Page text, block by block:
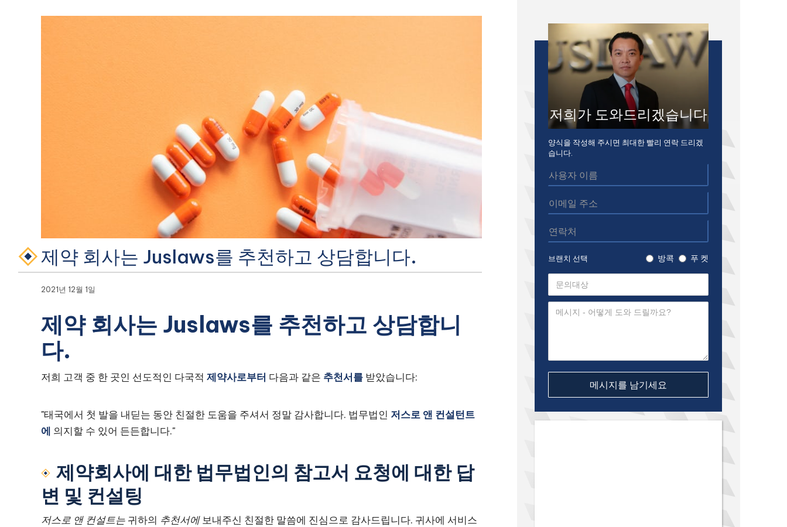
제약 회사는 Juslaws를 추천하고 상담합니다.
2021년 12월 1일
제약 회사는 Juslaws를 추천하고 상담합니
다.
저희 고객 중 한 곳인 선도적인 다국적 제약사로부터 다음과 같은 추천서를 받았습니다:
"태국에서 첫 발을 내딛는 동안 친절한 도움을 주셔서 정말 감사합니다. 법무법인 저스로 앤 컨설턴트
에 의지할 수 있어 든든합니다."
제약회사에 대한 법무법인의 참고서 요청에 대한 답
변 및 컨설팅
저스로 앤 컨설트는 귀하의 추천서에보내주신 친절한 말씀에 진심으로 감사드립니다. 귀사에 서비스
저희가 도와드리겠습니다
양식을 작성해 주시면 최대한 빨리 연락 드리겠
습니다.
브랜치 선택 방콕 푸 켓